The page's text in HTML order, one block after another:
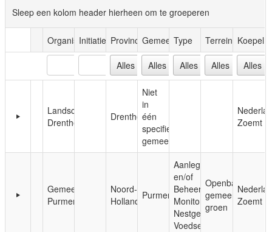
Sleep een kolom header hierheen om te groeperen
OrganisatieInitiatief ProvincieGemeenteType Terrein Koepel
Landschapsbeheer
Drenthe
Drenthe
Niet
in
één
specifieke
gemeente
Zoemt
Gemeente
Purmerend
Noord-
Holland Purmerend
Aanleg
en/of
Beheer;
Monitoring;
Nestgelegenheid;
Voedsel
Openbaar,
gemeentelijk
groen
Zoemt